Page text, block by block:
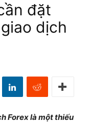
đặt
dịch
Forex là một thiếu